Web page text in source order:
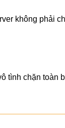
không phải
tình chặn toàn